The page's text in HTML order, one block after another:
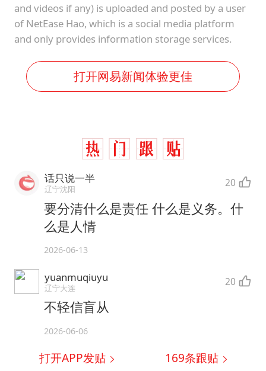
and videos if any) is uploaded and posted by a user
of NetEase Hao, which is a social media platform
and only provides information storage services.
打开网易新闻体验更佳
话只说一半
辽宁沈阳 20
要分清什么是责任 什么是义务。什
么是人情
2026-06-13
yuanmuqiuyu
辽宁大连 20
不轻信盲从
2026-06-06
打开APP发贴 169条跟贴